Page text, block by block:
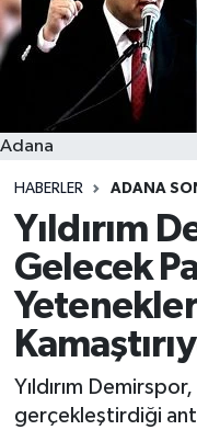
Adana
HABERLER ADANA
Yıldırım
Gelecek
Yıldırım
gerçekleştirdiği
Resmi İlanlar